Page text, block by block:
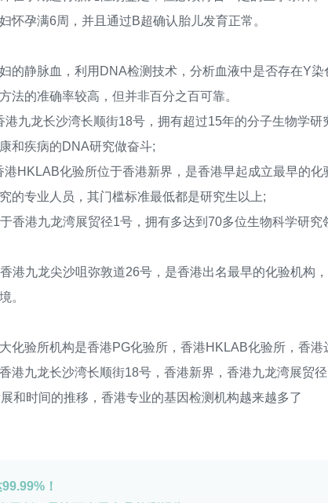
孕满6周，并且通过B超确认胎儿发育正常。
的静脉血，利用DNA检测技术，分析血液中是否存在Y染
法的准确率较高，但并非百分之百可靠。
龙长沙湾长顺街18号，拥有超过15年的分子生物学研
和疾病的DNA研究做奋斗;
化验所位于香港新界，是香港早起成立最早的化
的专业人员，其门槛标准最低都是研究生以上;
港九龙湾展贸径1号，拥有多达到70多位生物科学研究
九龙尖沙咀弥敦道26号，是香港出名最早的化验机构
。
验所机构是香港PG化验所，香港HKLAB化验所，香港
港九龙长沙湾长顺街18号，香港新界，香港九龙湾展贸
和时间的推移，香港专业的基因检测机构越来越多了
！